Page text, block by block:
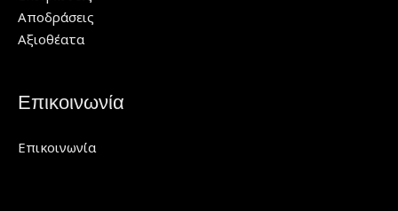
Αποδράσεις
Αξιοθέατα
Επικοινωνία
Επικοινωνία